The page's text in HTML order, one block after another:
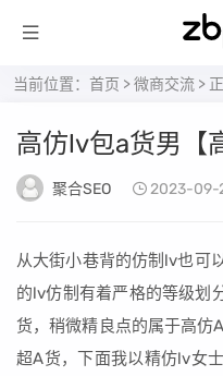
当前位置： 首页 >微商交流 >
高仿lv包a货男【
聚合SEO 2023-09-
从大街小巷背的仿制lv也可
的lv仿制有着严格的等级划
货，稍微精良点的属于高仿
超A货，下面我以精仿lv女